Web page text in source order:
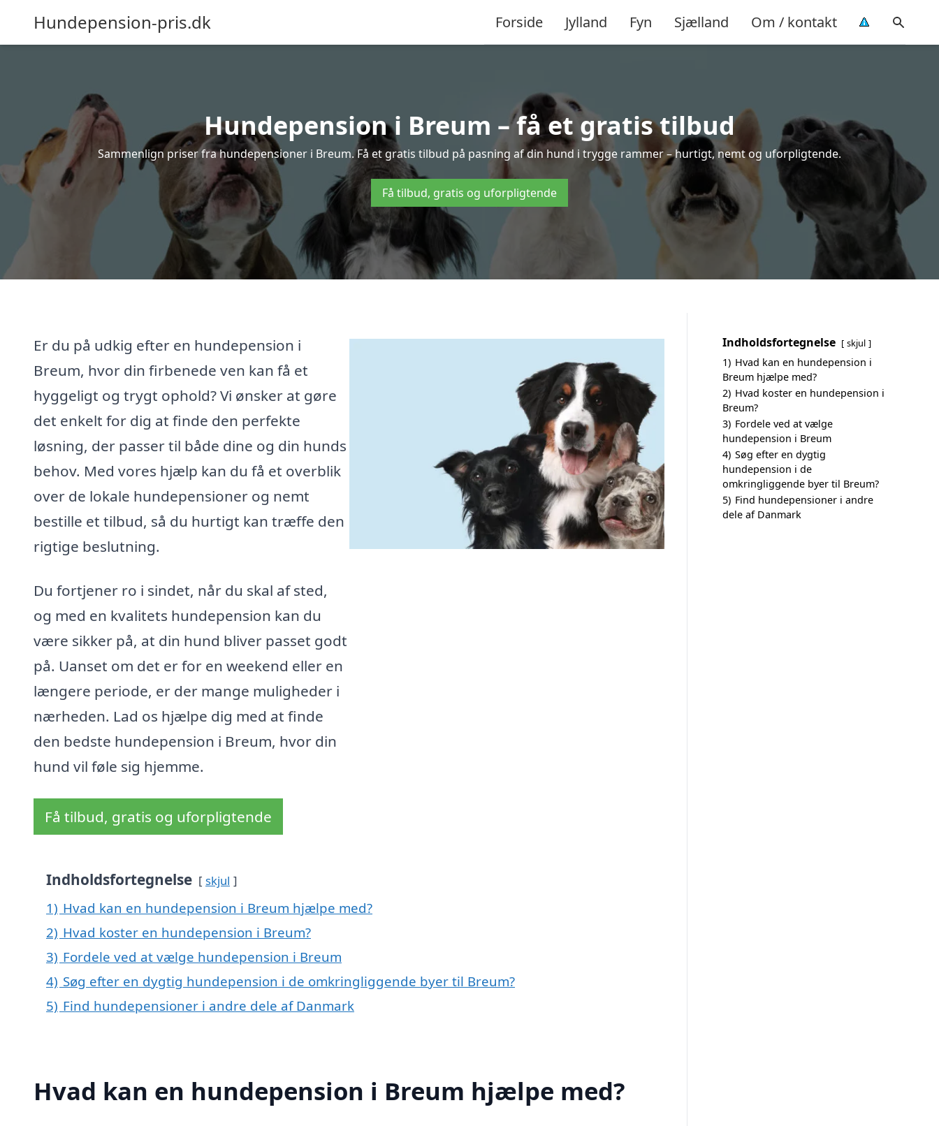
Hundepension-pris.dk Forside Jylland Fyn Sjælland Om / kontakt
Hundepension i Breum – få et gratis tilbud
Sammenlign priser fra hundepensioner i Breum. Få et gratis tilbud på pasning af din hund i trygge rammer – hurtigt, nemt og uforpligtende.
Få tilbud, gratis og uforpligtende
Er du på udkig efter en hundepension i
Breum, hvor din firbenede ven kan få et
hyggeligt og trygt ophold? Vi ønsker at gøre
det enkelt for dig at finde den perfekte
løsning, der passer til både dine og din hunds
behov. Med vores hjælp kan du få et overblik
over de lokale hundepensioner og nemt
bestille et tilbud, så du hurtigt kan træffe den
rigtige beslutning.
Du fortjener ro i sindet, når du skal af sted,
og med en kvalitets hundepension kan du
være sikker på, at din hund bliver passet godt
på. Uanset om det er for en weekend eller en
længere periode, er der mange muligheder i
nærheden. Lad os hjælpe dig med at finde
den bedste hundepension i Breum, hvor din
hund vil føle sig hjemme.
Få tilbud, gratis og uforpligtende
Indholdsfortegnelse skjul
1) Hvad kan en hundepension i Breum hjælpe med?
2) Hvad koster en hundepension i Breum?
3) Fordele ved at vælge hundepension i Breum
4) Søg efter en dygtig hundepension i de omkringliggende byer til Breum?
5) Find hundepensioner i andre dele af Danmark
Hvad kan en hundepension i Breum hjælpe med?
Indholdsfortegnelse skjul
1) Hvad kan en hundepension i
Breum hjælpe med?
2) Hvad koster en hundepension i
Breum?
3) Fordele ved at vælge
hundepension i Breum
4) Søg efter en dygtig
hundepension i de
omkringliggende byer til Breum?
5) Find hundepensioner i andre
dele af Danmark